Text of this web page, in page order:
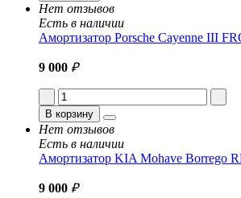
Нет отзывов
Есть в наличии
Амортизатор Porsche Cayenne III
9 000 ₽
В корзину
Нет отзывов
Есть в наличии
Амортизатор KIA Mohave Borrego
9 000 ₽